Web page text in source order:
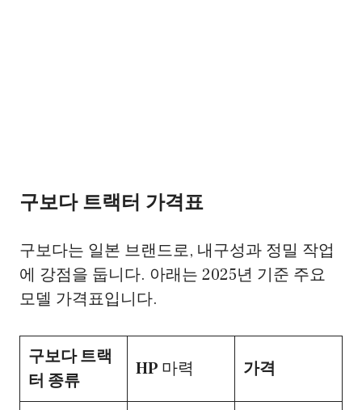
구보다 트랙터 가격표
구보다는 일본 브랜드로, 내구성과 정밀 작업
에 강점을 둡니다. 아래는 2025년 기준 주요
모델 가격표입니다.
구보다 트랙
터 종류
HP 마력 가격